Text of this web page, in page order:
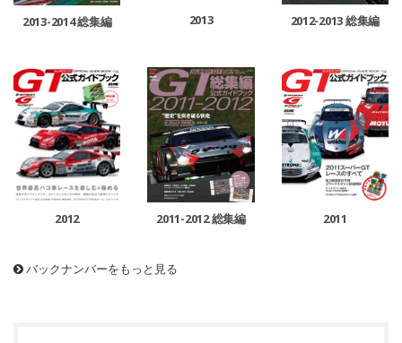
2013-2014 総集編 2013 2012-2013 総集編
2012 2011-2012 総集編 2011
バックナンバーをもっと見る